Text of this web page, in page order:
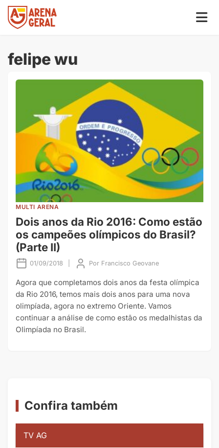
felipe wu
MULTI ARENA
Dois anos da Rio 2016: Como estão
os campeões olímpicos do Brasil?
(Parte II)
01/09/2018 Por Francisco Geovane
Agora que completamos dois anos da festa olímpica
da Rio 2016, temos mais dois anos para uma nova
olimpíada, agora no extremo Oriente. Vamos
continuar a análise de como estão os medalhistas da
Olimpíada no Brasil.
Confira também
TV AG